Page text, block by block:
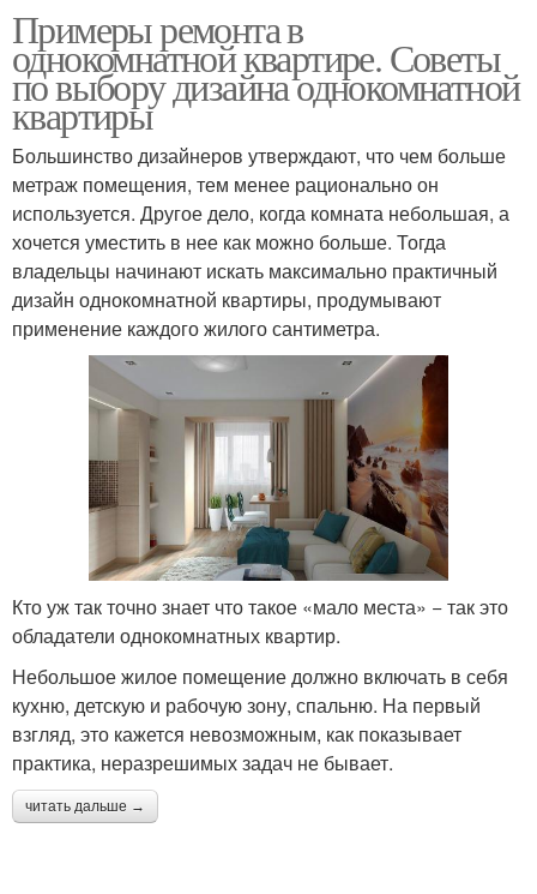
Примеры ремонта в
однокомнатной квартире. Советы
по выбору дизайна однокомнатной
квартиры
Большинство дизайнеров утверждают, что чем больше
метраж помещения, тем менее рационально он
используется. Другое дело, когда комната небольшая, а
хочется уместить в нее как можно больше. Тогда
владельцы начинают искать максимально практичный
дизайн однокомнатной квартиры, продумывают
применение каждого жилого сантиметра.
Кто уж так точно знает что такое «мало места» − так это
обладатели однокомнатных квартир.
Небольшое жилое помещение должно включать в себя
кухню, детскую и рабочую зону, спальню. На первый
взгляд, это кажется невозможным, как показывает
практика, неразрешимых задач не бывает.
читать дальше →